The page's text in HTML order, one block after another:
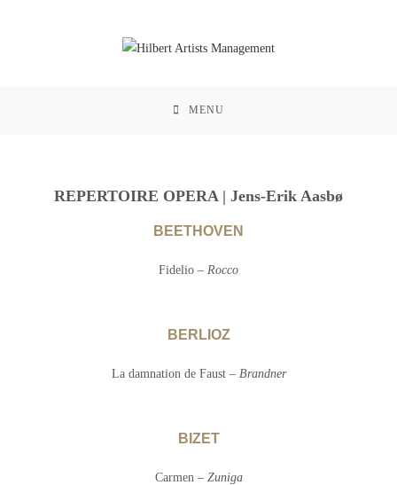
MENU
REPERTOIRE OPERA | Jens-Erik Aasbø
BEETHOVEN
Fidelio – Rocco
BERLIOZ
La damnation de Faust – Brandner
BIZET
Carmen – Zuniga